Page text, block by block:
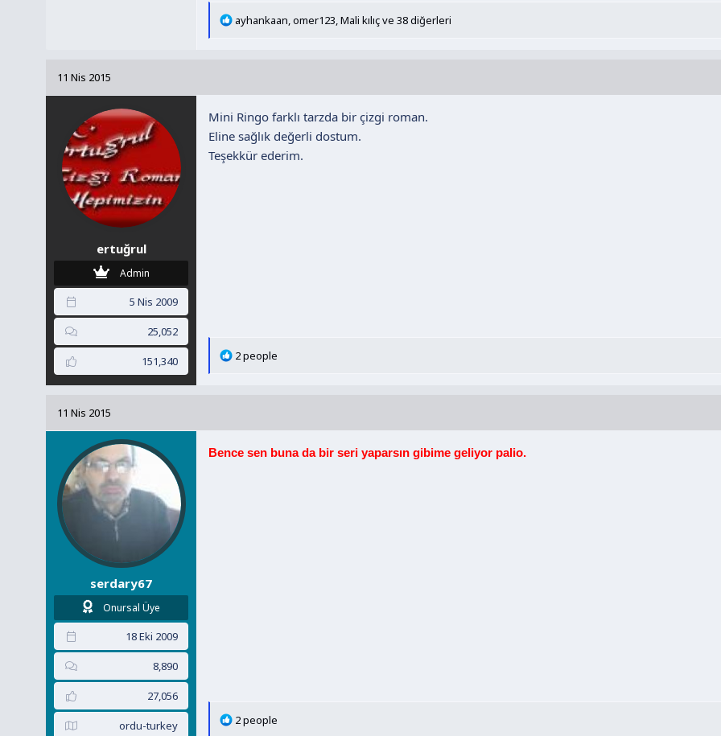
T
l
e
r
:
ayhankaan,omer123,Mali kılıçve 38 diğerleri
11 Nis 2015
ertuğrul
Admin
5 Nis 2009
25,052
151,340
Mini Ringo farklı tarzda bir çizgi roman.
Eline sağlık değerli dostum.
Teşekkür ederim.
T
l
e
2 people
11 Nis 2015
serdary67
Onursal Üye
18 Eki 2009
8,890
27,056
ordu-turkey
Bence sen buna da bir seri yaparsın gibime geliyor palio.
T
2 people